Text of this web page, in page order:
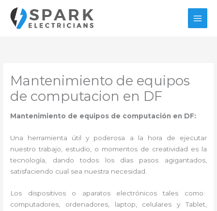
contenido
Mantenimiento de equipos
de computacion en DF
Mantenimiento de equipos de computación en DF:
Una herramienta útil y poderosa a la hora de ejecutar
nuestro trabajo, estudio, o momentos de creatividad es la
tecnología, dando todos los días pasos agigantados,
satisfaciendo cual sea nuestra necesidad.
Los dispositivos o aparatos electrónicos tales como:
computadores, ordenadores, laptop, celulares y Tablet,